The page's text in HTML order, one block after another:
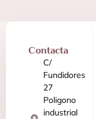
Contacta
C/
Fundidores
27
Poligono
industrial